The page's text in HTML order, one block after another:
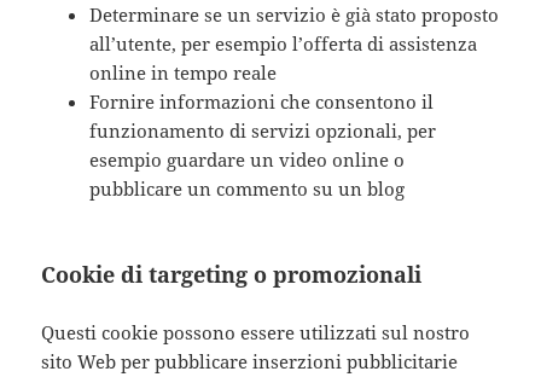
Determinare se un servizio è già stato proposto
all’utente, per esempio l’offerta di assistenza
online in tempo reale
Fornire informazioni che consentono il
funzionamento di servizi opzionali, per
esempio guardare un video online o
pubblicare un commento su un blog
Cookie di targeting o promozionali
Questi cookie possono essere utilizzati sul nostro
sito Web per pubblicare inserzioni pubblicitarie